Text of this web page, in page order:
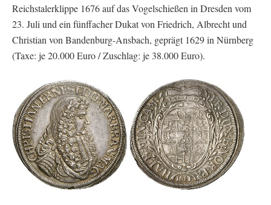
Reichstalerklippe 1676 auf das Vogelschießen in Dresden vom
23. Juli und ein fünffacher Dukat von Friedrich, Albrecht und
Christian von Bandenburg-Ansbach, geprägt 1629 in Nürnberg
(Taxe: je 20.000 Euro / Zuschlag: je 38.000 Euro).